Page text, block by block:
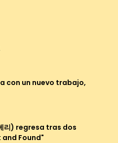
con un nuevo trabajo,
베리) regresa tras dos
Found"